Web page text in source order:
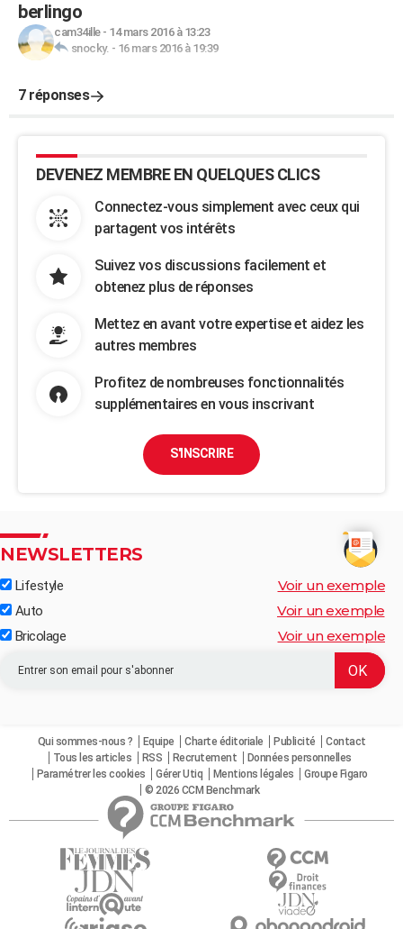
berlingo
cam34ille- 14 mars 2016 à 13:23
snocky. - 16 mars 2016 à 19:39
7 réponses
DEVENEZ MEMBRE EN QUELQUES CLICS
Connectez-vous simplement avec ceux qui
partagent vos intérêts
Suivez vos discussions facilement et
obtenez plus de réponses
Mettez en avant votre expertise et aidez les
autres membres
Profitez de nombreuses fonctionnalités
supplémentaires en vous inscrivant
S'INSCRIRE
NEWSLETTERS
Lifestyle Voir un exemple
Auto Voir un exemple
Bricolage Voir un exemple
Qui sommes-nous ? Equipe Charte éditoriale Publicité
Contact
Tous les articles
RSS Recrutement
Données personnelles
Paramétrer les cookies
Gérer Utiq Mentions légales
Groupe Figaro
© 2026 CCM Benchmark